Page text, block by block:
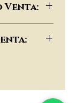
Venta: